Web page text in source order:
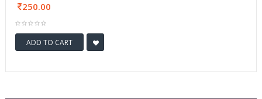
250.00
ADD TO CART